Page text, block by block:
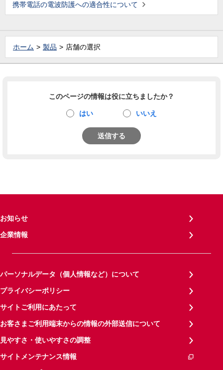
携帯電話の電波防護への適合性について
ホーム 製品 店舗の選択
このページの情報は役に立ちましたか？
はい いいえ
送信する
お知らせ
企業情報
パーソナルデータ（個人情報など）について
プライバシーポリシー
サイトご利用にあたって
お客さまご利用端末からの情報の外部送信について
見やすさ・使いやすさの調整
サイトメンテナンス情報